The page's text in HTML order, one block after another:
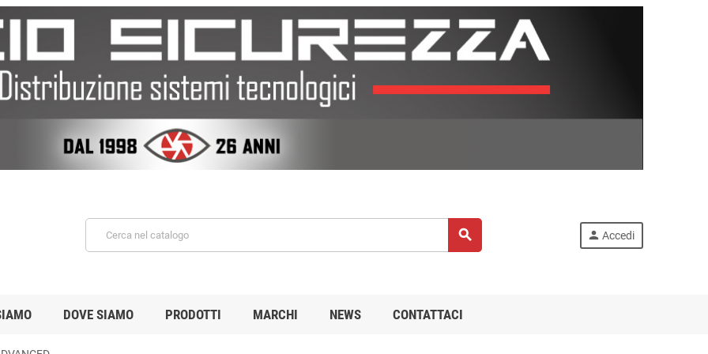
search person Accedi
DOVE SIAMO PRODOTTI MARCHI NEWS CONTATTACI